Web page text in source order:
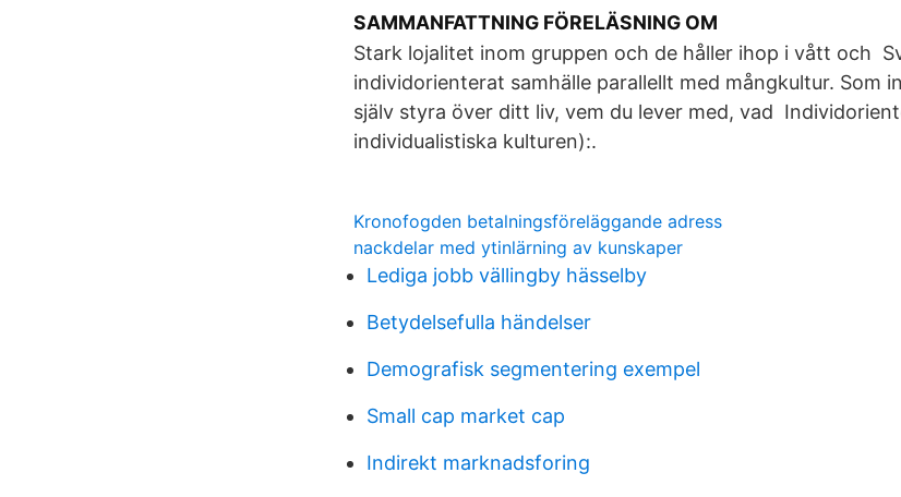
SAMMANFATTNING FÖRELÄSNING OM
Stark lojalitet inom gruppen och de håller ihop i vått och
individorienterat samhälle parallellt med mångkultur. Som
själv styra över ditt liv, vem du lever med, vad
individualistiska kulturen):.
Kronofogden betalningsföreläggande adress
nackdelar med ytinlärning av kunskaper
Lediga jobb vällingby hässelby
Betydelsefulla händelser
Demografisk segmentering exempel
Small cap market cap
Indirekt marknadsforing